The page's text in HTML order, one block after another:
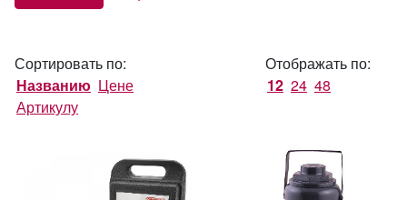
Сортировать по:
Названию Цене
Артикулу
Отображать по:
12 24 48